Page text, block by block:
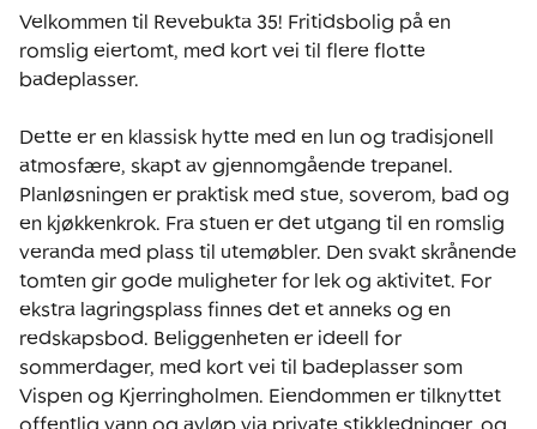
Velkommen til Revebukta 35! Fritidsbolig på en
romslig eiertomt, med kort vei til flere flotte
badeplasser.
Dette er en klassisk hytte med en lun og tradisjonell
atmosfære, skapt av gjennomgående trepanel.
Planløsningen er praktisk med stue, soverom, bad og
en kjøkkenkrok. Fra stuen er det utgang til en romslig
veranda med plass til utemøbler. Den svakt skrånende
tomten gir gode muligheter for lek og aktivitet. For
ekstra lagringsplass finnes det et anneks og en
redskapsbod. Beliggenheten er ideell for
sommerdager, med kort vei til badeplasser som
Vispen og Kjerringholmen. Eiendommen er tilknyttet